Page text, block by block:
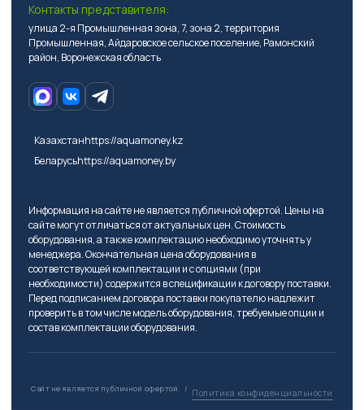
Контакты представителя:
улица 2-я Промышленная зона, 7, зона 2, территория
Промышленная, Айдаровское сельское поселение, Рамонский
район, Воронежская область
Казахстанhttps://aquamoney.kz
Беларусьhttps://aquamoney.by
Информация на сайте не является публичной офертой. Цены на
сайте могут отличаться от актуальных цен. Стоимость
оборудования, а также комплектацию необходимо уточнять у
менеджера. Окончательная цена оборудования в
соответствующей комплектации и с опциями (при
необходимости) содержится в спецификации к договору поставки.
Перед подписанием договора поставки покупателю надлежит
проверить в том числе модель оборудования, требуемые опции и
состав комплектации оборудования.
Сайт не является публичной офертой. / Политика конфиденциальности